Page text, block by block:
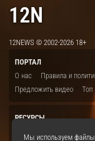
12N
12NEWS © 2002-2026 18+
ПОРТАЛ
О нас
Правила и
Предложить видео
Топ
РЕСУРСЫ
Мы используем